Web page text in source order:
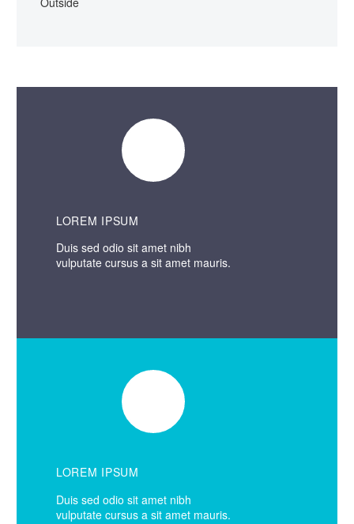
LOREM IPSUM
Duis sed odio sit amet nibh
vulputate cursus a sit amet mauris.
LOREM IPSUM
Duis sed odio sit amet nibh
vulputate cursus a sit amet mauris.